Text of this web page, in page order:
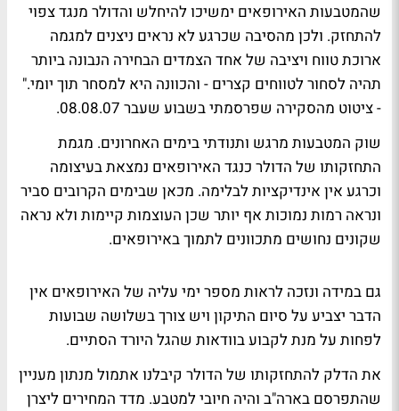
שהמטבעות האירופאים ימשיכו להיחלש והדולר מנגד צפוי
להתחזק. ולכן מהסיבה שכרגע לא נראים ניצנים למגמה
ארוכת טווח ויציבה של אחד הצמדים הבחירה הנבונה ביותר
תהיה לסחור לטווחים קצרים - והכוונה היא למסחר תוך יומי."
- ציטוט מהסקירה שפרסמתי בשבוע שעבר 08.08.07.
שוק המטבעות מרגש ותנודתי בימים האחרונים. מגמת
התחזקותו של הדולר כנגד האירופאים נמצאת בעיצומה
וכרגע אין אינדיקציות לבלימה. מכאן שבימים הקרובים סביר
ונראה רמות נמוכות אף יותר שכן העוצמות קיימות ולא נראה
שקונים נחושים מתכוונים לתמוך באירופאים.
גם במידה ונזכה לראות מספר ימי עליה של האירופאים אין
הדבר יצביע על סיום התיקון ויש צורך בשלושה שבועות
לפחות על מנת לקבוע בוודאות שהגל היורד הסתיים.
את הדלק להתחזקותו של הדולר קיבלנו אתמול מנתון מעניין
שהתפרסם בארה"ב והיה חיובי למטבע. מדד המחירים ליצרן